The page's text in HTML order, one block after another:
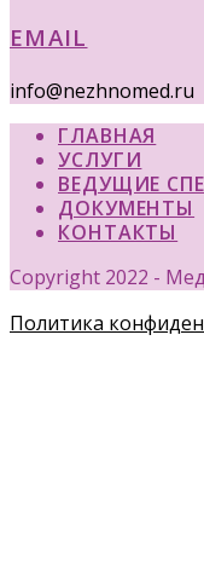
EMAIL
info@nezhnomed.ru
ГЛАВНАЯ
УСЛУГИ
ВЕДУЩИЕ
ДОКУМЕНТЫ
КОНТАКТЫ
Copyright 2022 -
Политика